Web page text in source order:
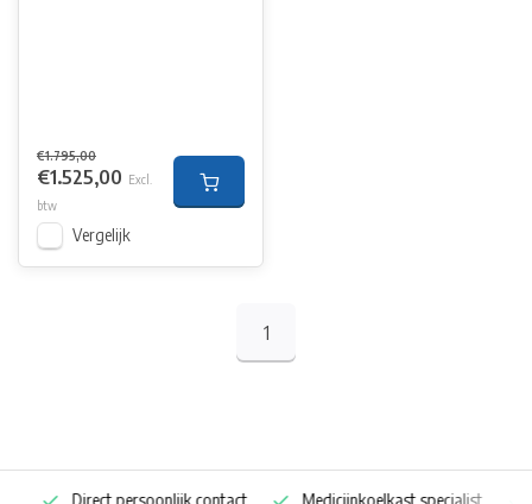
€1.795,00
€1.525,00 Excl.
btw
Vergelijk
1
Direct persoonlijk contact Medicijnkoelkast specialist